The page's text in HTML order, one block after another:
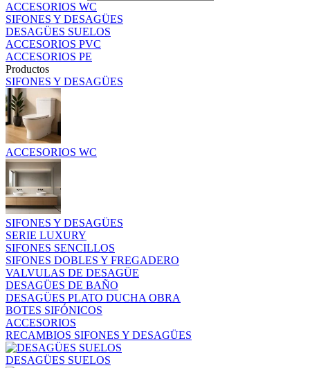
ACCESORIOS WC
SIFONES Y DESAGÜES
DESAGÜES SUELOS
ACCESORIOS PVC
ACCESORIOS PE
Productos
SIFONES Y DESAGÜES
ACCESORIOS WC
SIFONES Y DESAGÜES
SERIE LUXURY
SIFONES SENCILLOS
SIFONES DOBLES Y FREGADERO
VALVULAS DE DESAGÜE
DESAGÜES DE BAÑO
DESAGÜES PLATO DUCHA OBRA
BOTES SIFÓNICOS
ACCESORIOS
RECAMBIOS SIFONES Y DESAGÜES
DESAGÜES SUELOS